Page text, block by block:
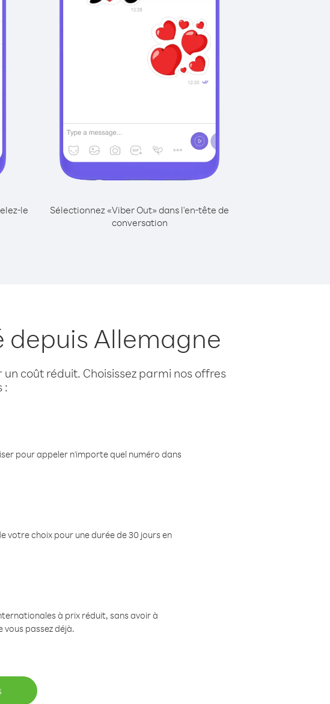
le
Sélectionnez «Viber Out» dans l'en-tête de
conversation
depuis Allemagne
coût réduit. Choisissez parmi nos offres
:
pour appeler n'importe quel numéro dans
votre choix pour une durée de 30 jours en
à prix réduit, sans avoir à
passez déjà.